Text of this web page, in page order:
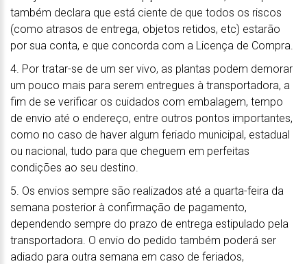
também declara que está ciente de que todos os riscos
(como atrasos de entrega, objetos retidos, etc) estarão
por sua conta, e que concorda com a Licença de Compra.
4. Por tratar-se de um ser vivo, as plantas podem demorar
um pouco mais para serem entregues à transportadora, a
fim de se verificar os cuidados com embalagem, tempo
de envio até o endereço, entre outros pontos importantes,
como no caso de haver algum feriado municipal, estadual
ou nacional, tudo para que cheguem em perfeitas
condições ao seu destino.
5. Os envios sempre são realizados até a quarta-feira da
semana posterior à confirmação de pagamento,
dependendo sempre do prazo de entrega estipulado pela
transportadora. O envio do pedido também poderá ser
adiado para outra semana em caso de feriados,